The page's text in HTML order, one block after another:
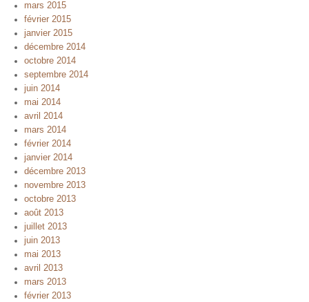
mars 2015
février 2015
janvier 2015
décembre 2014
octobre 2014
septembre 2014
juin 2014
mai 2014
avril 2014
mars 2014
février 2014
janvier 2014
décembre 2013
novembre 2013
octobre 2013
août 2013
juillet 2013
juin 2013
mai 2013
avril 2013
mars 2013
février 2013